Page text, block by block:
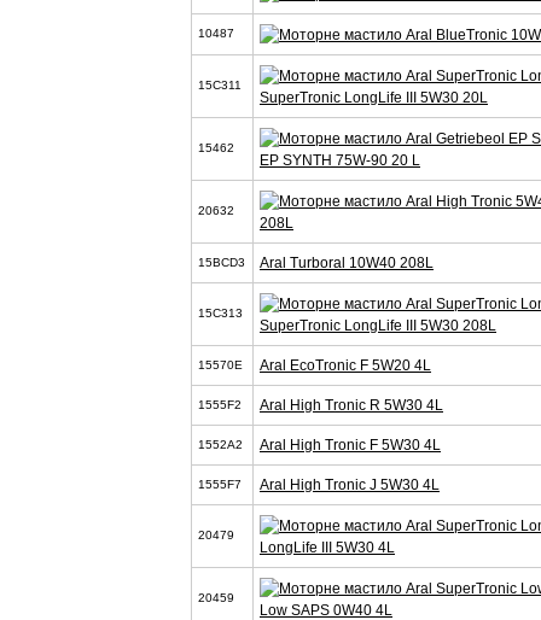
10487
15C311
SuperTronic LongLife III 5W30 20L
15462
EP SYNTH 75W-90 20 L
20632
208L
15BCD3 Aral Turboral 10W40 208L
15C313
SuperTronic LongLife III 5W30 208L
15570E Aral EcoTronic F 5W20 4L
1555F2 Aral High Tronic R 5W30 4L
1552A2 Aral High Tronic F 5W30 4L
1555F7 Aral High Tronic J 5W30 4L
20479
LongLife III 5W30 4L
20459
Low SAPS 0W40 4L